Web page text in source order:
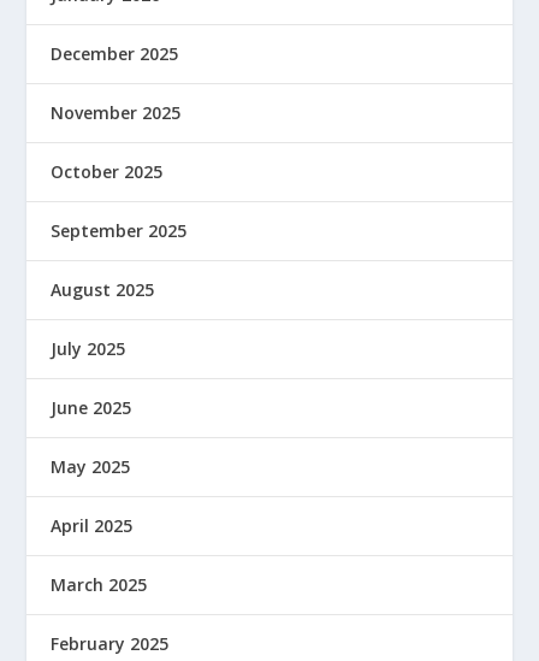
December 2025
November 2025
October 2025
September 2025
August 2025
July 2025
June 2025
May 2025
April 2025
March 2025
February 2025